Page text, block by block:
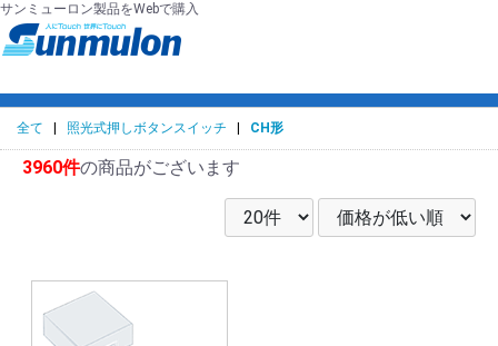
サンミューロン製品をWebで購入
全て 照光式押しボタンスイッチ CH形
3960件の商品がございます